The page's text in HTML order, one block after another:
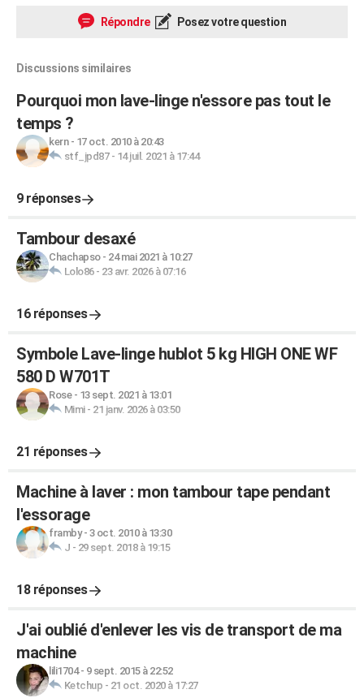
Répondre Posez votre question
Discussions similaires
Pourquoi mon lave-linge n'essore pas tout le
temps ?
kern- 17 oct. 2010 à 20:43
stf_jpd87- 14 juil. 2021 à 17:44
9 réponses
Tambour desaxé
Chachapso- 24 mai 2021 à 10:27
Lolo86- 23 avr. 2026 à 07:16
16 réponses
Symbole Lave-linge hublot 5 kg HIGH ONE WF
580 D W701T
Rose- 13 sept. 2021 à 13:01
Mimi- 21 janv. 2026 à 03:50
21 réponses
Machine à laver : mon tambour tape pendant
l'essorage
framby- 3 oct. 2010 à 13:30
J - 29 sept. 2018 à 19:15
18 réponses
J'ai oublié d'enlever les vis de transport de ma
machine
lili1704- 9 sept. 2015 à 22:52
Ketchup - 21 oct. 2020 à 17:27